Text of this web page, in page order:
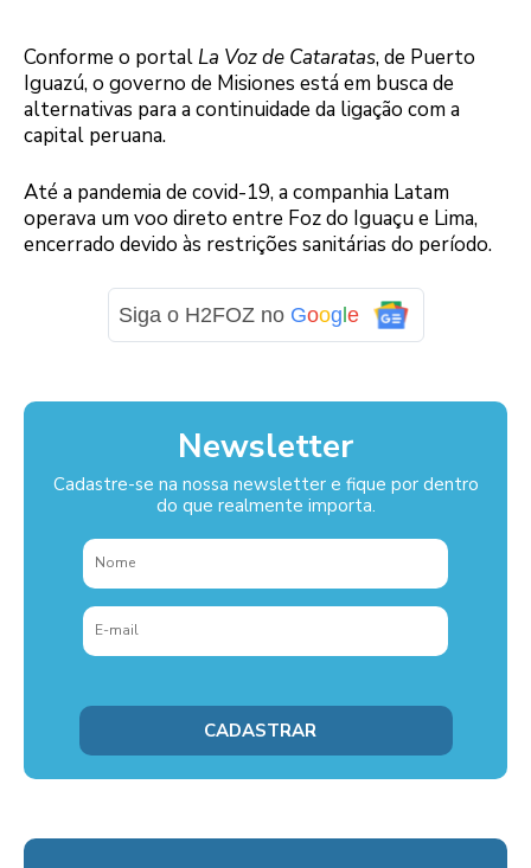
Conforme o portalLa Voz de Cataratas, de Puerto
Iguazú, o governo de Misiones está em busca de
alternativas para a continuidade da ligação com a
capital peruana.
Até a pandemia de covid-19, a companhia Latam
operava um voo direto entre Foz do Iguaçu e Lima,
encerrado devido às restrições sanitárias do período.
Siga o H2FOZ no Goog e
Newsletter
Cadastre-se na nossa newsletter e fique por dentro
do que realmente importa.